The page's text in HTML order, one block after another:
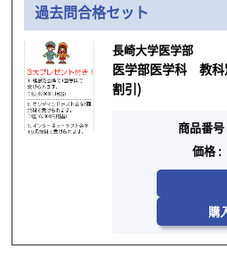
過去問合格セット
長崎大学医学部
医学部医学科 教科
割引)
商品番
価格 :
購